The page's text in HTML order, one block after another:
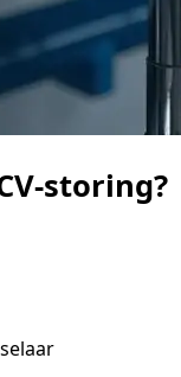
storing?